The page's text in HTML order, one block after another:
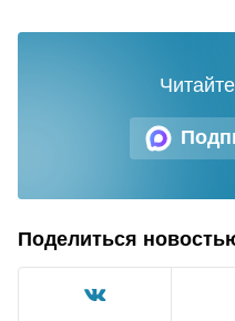
Поделиться